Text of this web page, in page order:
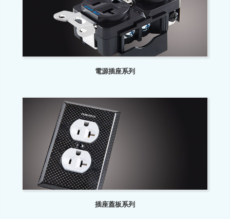
電源插座系列
插座蓋板系列